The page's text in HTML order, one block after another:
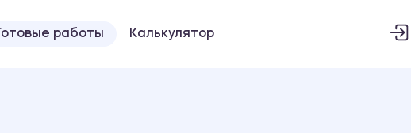
Готовые работы Калькулятор